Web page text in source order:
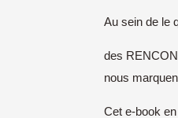
Au sein de le
des
nous
Cet e-book